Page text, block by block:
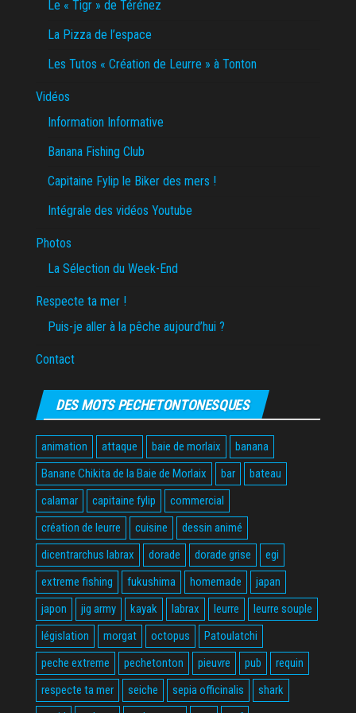
Le « Tigr » de Térénez
La Pizza de l’espace
Les Tutos « Création de Leurre » à Tonton
Vidéos
Information Informative
Banana Fishing Club
Capitaine Fylip le Biker des mers !
Intégrale des vidéos Youtube
Photos
La Sélection du Week-End
Respecte ta mer !
Puis-je aller à la pêche aujourd’hui ?
Contact
DES MOTS PECHETONTONESQUES
animation attaque baie de morlaix
banana
Banane Chikita de la Baie de Morlaix
bar
bateau
calamar
capitaine fylip
commercial
création de leurre
cuisine
dessin animé
dicentrarchus labrax
dorade dorade grise
egi
extreme fishing
fukushima homemade
japan
japon
jig army kayak labrax leurre
leurre souple
législation
morgat octopus
Patoulatchi
peche extreme
pechetonton pieuvre pub
requin
respecte ta mer
seiche sepia officinalis
shark